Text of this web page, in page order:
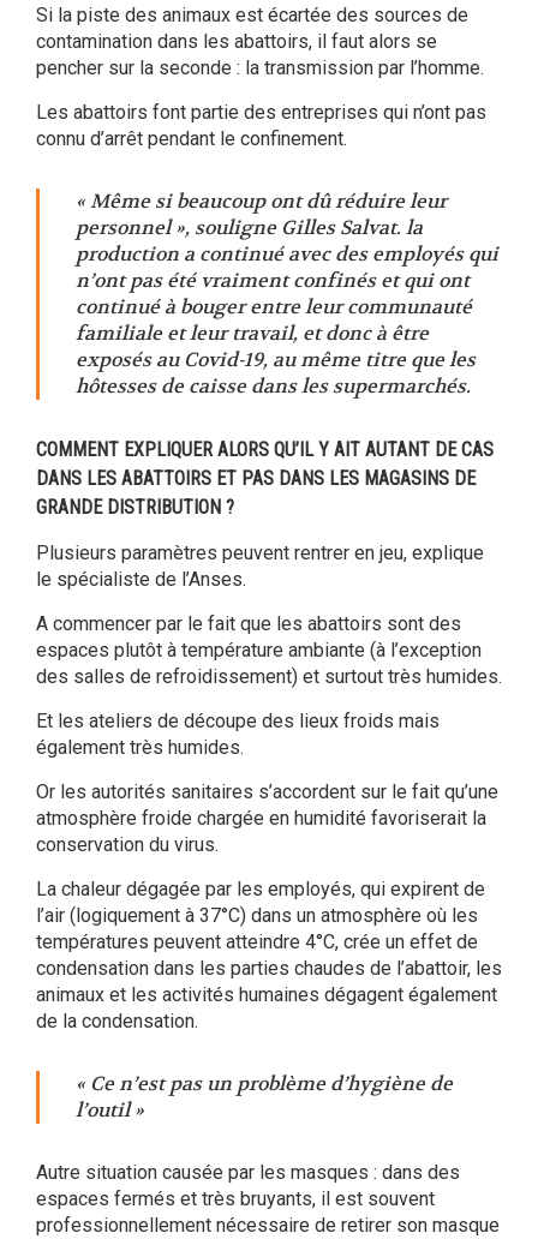
Si la piste des animaux est écartée des sources de
contamination dans les abattoirs, il faut alors se
pencher sur la seconde : la transmission par l’homme.
Les abattoirs font partie des entreprises qui n’ont pas
connu d’arrêt pendant le confinement.
« Même si beaucoup ont dû réduire leur
personnel », souligne Gilles Salvat. la
production a continué avec des employés qui
n’ont pas été vraiment confinés et qui ont
continué à bouger entre leur communauté
familiale et leur travail, et donc à être
exposés au Covid-19, au même titre que les
hôtesses de caisse dans les supermarchés.
COMMENT EXPLIQUER ALORS QU’IL Y AIT AUTANT DE CAS
DANS LES ABATTOIRS ET PAS DANS LES MAGASINS DE
GRANDE DISTRIBUTION ?
Plusieurs paramètres peuvent rentrer en jeu, explique
le spécialiste de l’Anses.
A commencer par le fait que les abattoirs sont des
espaces plutôt à température ambiante (à l’exception
des salles de refroidissement) et surtout très humides.
Et les ateliers de découpe des lieux froids mais
également très humides.
Or les autorités sanitaires s’accordent sur le fait qu’une
atmosphère froide chargée en humidité favoriserait la
conservation du virus.
La chaleur dégagée par les employés, qui expirent de
l’air (logiquement à 37°C) dans un atmosphère où les
températures peuvent atteindre 4°C, crée un effet de
condensation dans les parties chaudes de l’abattoir, les
animaux et les activités humaines dégagent également
de la condensation.
« Ce n’est pas un problème d’hygiène de
l’outil »
Autre situation causée par les masques : dans des
espaces fermés et très bruyants, il est souvent
professionnellement nécessaire de retirer son masque